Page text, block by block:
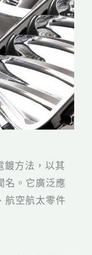
鍍方法，以其
名。它廣泛應
航空航太零件